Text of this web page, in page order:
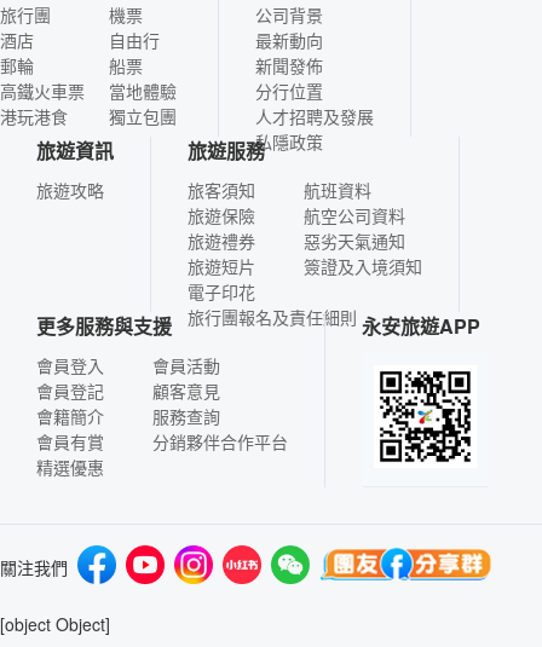
旅行團
酒店
郵輪
高鐵火車票
港玩港食
機票
自由行
船票
當地體驗
獨立包團
公司背景
最新動向
新聞發佈
分行位置
人才招聘及發展
私隱政策
旅遊資訊
旅遊攻略
旅遊服務
旅客須知
旅遊保險
旅遊禮券
旅遊短片
電子印花
航班資料
航空公司資料
惡劣天氣通知
簽證及入境須知
旅行團報名及責任細則
更多服務與支援
會員登入
會員登記
會籍簡介
會員有賞
精選優惠
會員活動
顧客意見
服務查詢
分銷夥伴合作平台
永安旅遊APP
關注我們
[object Object]